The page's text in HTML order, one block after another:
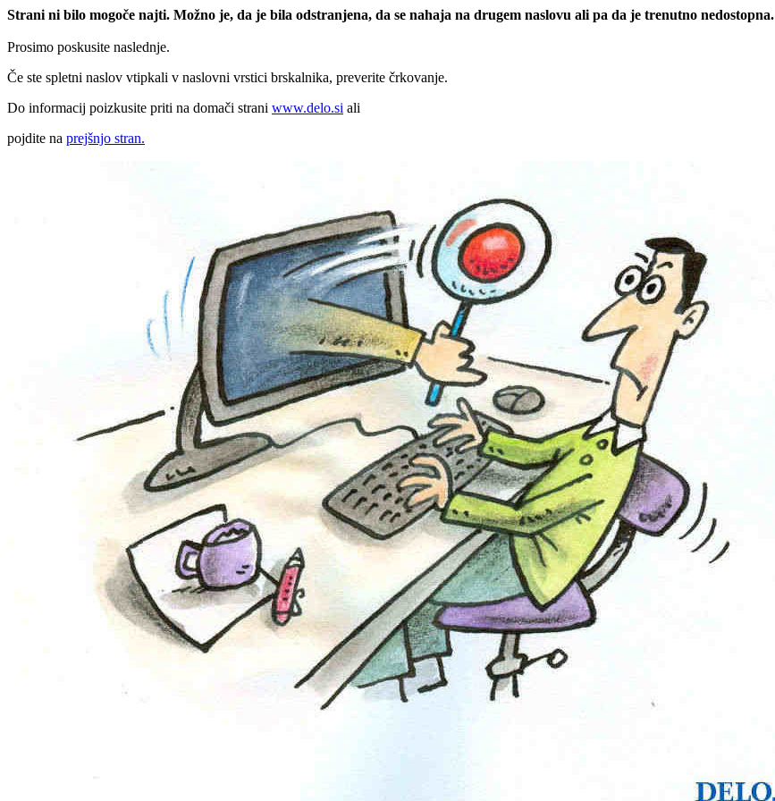
Strani ni bilo mogoče najti. Možno je, da je bila odstranjena, da se nahaja na drugem naslovu ali pa da je trenutno nedostopna.
Prosimo poskusite naslednje.
Če ste spletni naslov vtipkali v naslovni vrstici brskalnika, preverite črkovanje.
Do informacij poizkusite priti na domači strani www.delo.si ali
pojdite na prejšnjo stran.